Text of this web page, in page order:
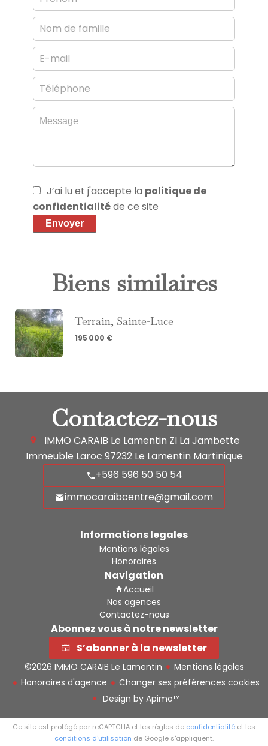
J’ai lu et j'accepte la politique de
confidentialitéde ce site
Envoyer
Biens similaires
Terrain, Sainte-Luce
195 000 €
Contactez-nous
IMMO CARAIB Le Lamentin ZI La Jambette
Immeuble Laroc 97232Le Lamentin Martinique
+596 596 50 50 54
immocaraibcentre@gmail.com
Informations legales
Mentions légales
Honoraires
Navigation
Accueil
Nos agences
Contactez-nous
Abonnez vous à notre newsletter
S’abonner à la newsletter
©2026 IMMO CARAIB Le Lamentin
Mentions légales
Honoraires d'agence
Changer ses préférences cookies
Design by Apimo™
Ce site est protégé par reCAPTCHA et les règles de confidentialité et les
conditions d'utilisation de Google s'appliquent.